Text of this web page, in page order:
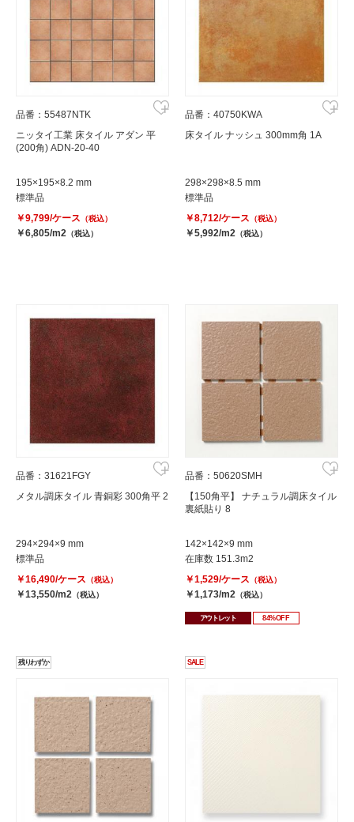
品番：55487NTK
ニッタイ工業 床タイル アダン 平
(200角) ADN-20-40
195×195×8.2 mm
標準品
￥9,799/ケース （税込）
￥6,805/m2 （税込）
品番：40750KWA
床タイル ナッシュ 300mm角 1A
298×298×8.5 mm
標準品
￥8,712/ケース （税込）
￥5,992/m2 （税込）
品番：31621FGY
メタル調床タイル 青銅彩 300角平 2
294×294×9 mm
標準品
￥16,490/ケース （税込）
￥13,550/m2 （税込）
品番：50620SMH
【150角平】 ナチュラル調床タイル
裏紙貼り 8
142×142×9 mm
在庫数 151.3m2
￥1,529/ケース （税込）
￥1,173/m2 （税込）
アウトレット 84%OFF
残りわずか SALE